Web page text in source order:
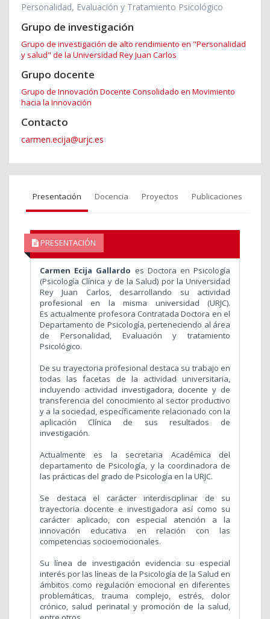
Personalidad, Evaluación y Tratamiento Psicológico
Grupo de investigación
Grupo de investigación de alto rendimiento en "Personalidad
y salud" de la Universidad Rey Juan Carlos
Grupo docente
Grupo de Innovación Docente Consolidado en Movimiento
hacia la Innovación
Contacto
carmen.ecija@urjc.es
Presentación Docencia Proyectos Publicaciones
PRESENTACIÓN
Carmen Ecija Gallardo es Doctora en Psicología
(Psicología Clínica y de la Salud) por la Universidad
Rey Juan Carlos, desarrollando su actividad
profesional en la misma universidad (URJC).
Es actualmente profesora Contratada Doctora en el
Departamento de Psicología, perteneciendo al área
de Personalidad, Evaluación y tratamiento
Psicológico.
De su trayectoria profesional destaca su trabajo en
todas las facetas de la actividad universitaria,
incluyendo actividad investigadora, docente y de
transferencia del conocimiento al sector productivo
y a la sociedad, específicamente relacionado con la
aplicación Clínica de sus resultados de
investigación.
Actualmente es la secretaria Académica del
departamento de Psicología, y la coordinadora de
las prácticas del grado de Psicología en la URJC.
Se destaca el carácter interdisciplinar de su
trayectoria docente e investigadora así como su
carácter aplicado, con especial atención a la
innovación educativa en relación con las
competencias socioemocionales.
Su línea de investigación evidencia su especial
interés por las líneas de la Psicología de la Salud en
ámbitos como regulación emocional en diferentes
problemáticas, trauma complejo, estrés, dolor
crónico, salud perinatal y promoción de la salud,